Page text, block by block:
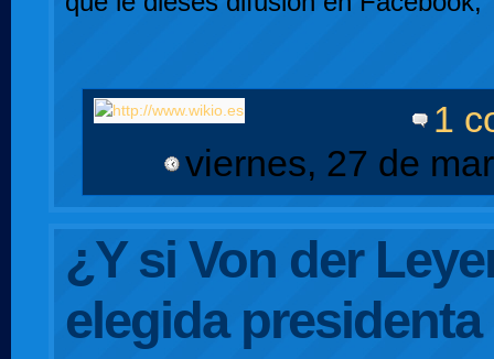
1
viernes, 27 de
¿Y si Von der
elegida presidenta